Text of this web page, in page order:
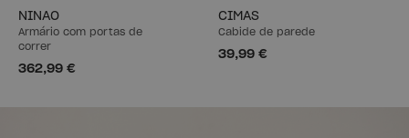
NINAO
Armário com portas de
correr
362,99 €
CIMAS
Cabide de parede
39,99 €